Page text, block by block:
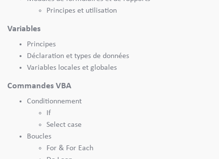
Principes et utilisation
Variables
Principes
Déclaration et types de données
Variables locales et globales
Commandes VBA
Conditionnement
If
Select case
Boucles
For & For Each